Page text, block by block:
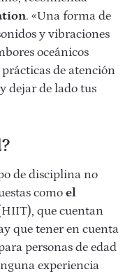
. «Una forma de
y vibraciones
oceánicos
de atención
dejar de lado tus
de disciplina no
como el
que cuentan
que tener en cuenta
personas de edad
experiencia